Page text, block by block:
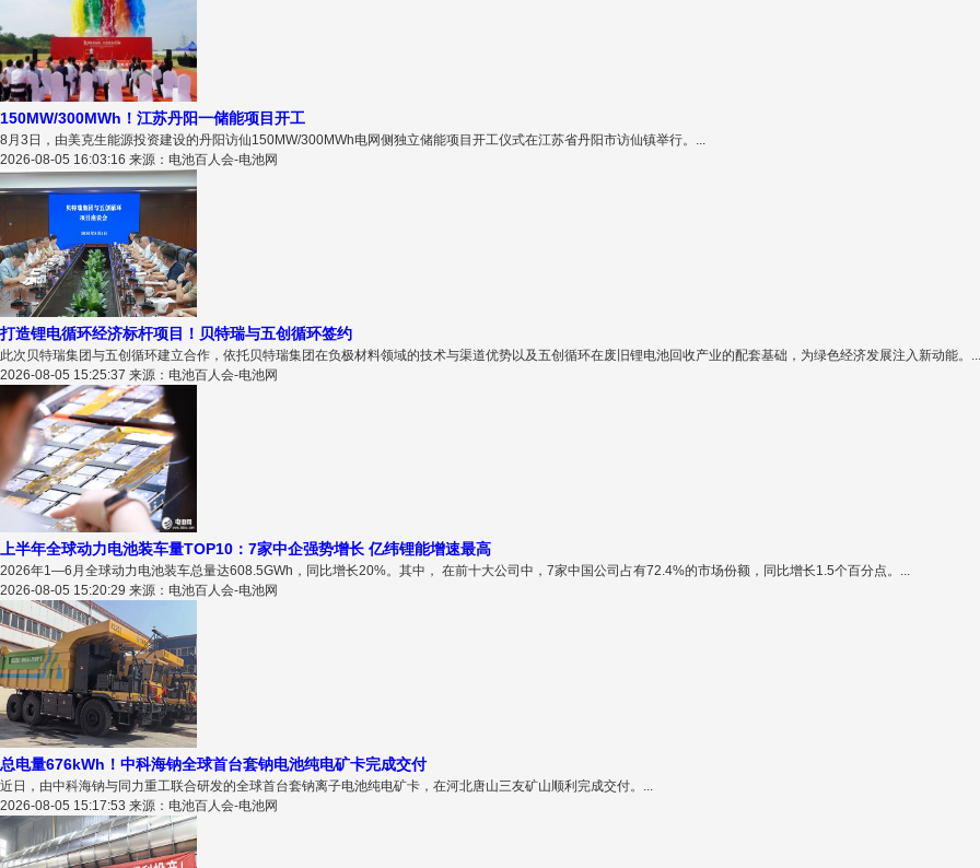
150MW/300MWh！江苏丹阳一储能项目开工
8月3日，由美克生能源投资建设的丹阳访仙150MW/300MWh电网侧独立储能项目开工仪式在江苏省丹阳市访仙镇举行。...
2026-08-05 16:03:16 来源：电池百人会-电池网
打造锂电循环经济标杆项目！贝特瑞与五创循环签约
此次贝特瑞集团与五创循环建立合作，依托贝特瑞集团在负极材料领域的技术与渠道优势以及五创循环在废旧锂电池回收产业的配套基础，为绿色经济发展注入新动能。...
2026-08-05 15:25:37 来源：电池百人会-电池网
上半年全球动力电池装车量TOP10：7家中企强势增长 亿纬锂能增速最高
2026年1—6月全球动力电池装车总量达608.5GWh，同比增长20%。其中， 在前十大公司中，7家中国公司占有72.4%的市场份额，同比增长1.5个百分点。...
2026-08-05 15:20:29 来源：电池百人会-电池网
总电量676kWh！中科海钠全球首台套钠电池纯电矿卡完成交付
近日，由中科海钠与同力重工联合研发的全球首台套钠离子电池纯电矿卡，在河北唐山三友矿山顺利完成交付。...
2026-08-05 15:17:53 来源：电池百人会-电池网